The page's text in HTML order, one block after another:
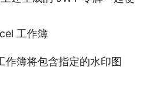
工作簿
作簿将包含指定的水印图